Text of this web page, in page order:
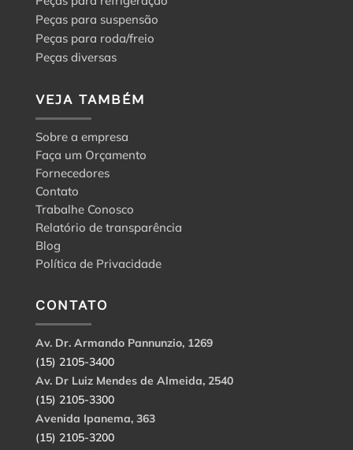
Peças para suspensão
Peças para roda/freio
Peças diversas
VEJA TAMBÉM
Sobre a empresa
Faça um Orçamento
Fornecedores
Contato
Trabalhe Conosco
Relatório de transparência
Blog
Política de Privacidade
CONTATO
Av. Dr. Armando Pannunzio, 1269
(15) 2105-3400
Av. Dr Luiz Mendes de Almeida, 2540
(15) 2105-3300
Avenida Ipanema, 363
(15) 2105-3200